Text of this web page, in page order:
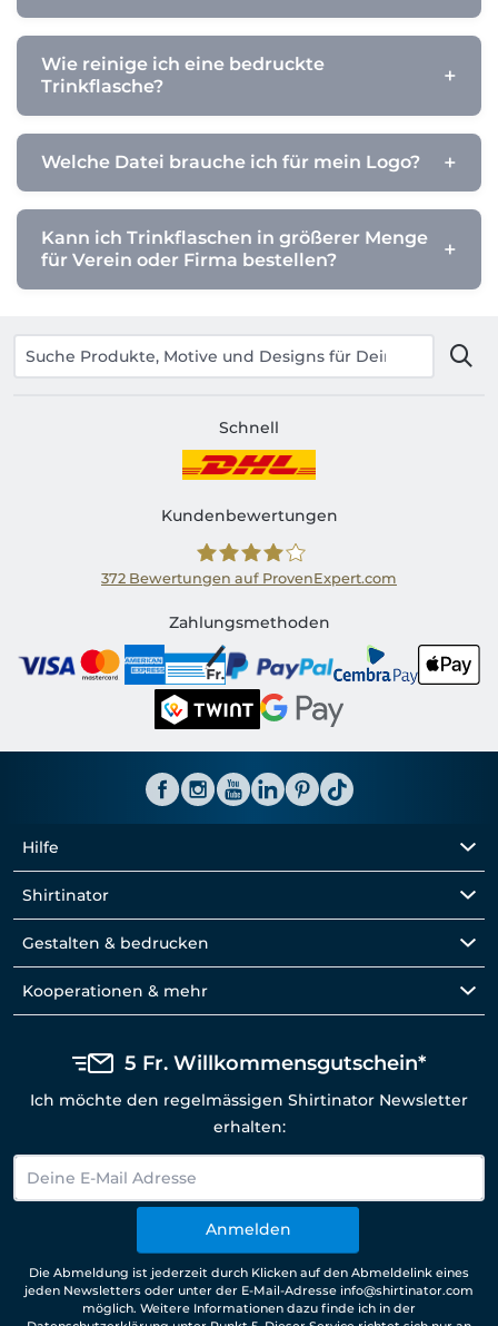
Wie reinige ich eine bedruckte
Trinkflasche?
Welche Datei brauche ich für mein Logo?
Kann ich Trinkflaschen in größerer Menge
für Verein oder Firma bestellen?
Schnell
Kundenbewertungen
Shirtinator CH
372 Bewertungen auf ProvenExpert.com
Zahlungsmethoden
Hilfe
Shirtinator
Gestalten & bedrucken
Kooperationen & mehr
5 Fr. Willkommensgutschein*
Ich möchte den regelmässigen Shirtinator Newsletter
erhalten:
Anmelden
Die Abmeldung ist jederzeit durch Klicken auf den Abmeldelink eines
jeden Newsletters oder unter der E-Mail-Adresse info@shirtinator.com
möglich. Weitere Informationen dazu finde ich in der